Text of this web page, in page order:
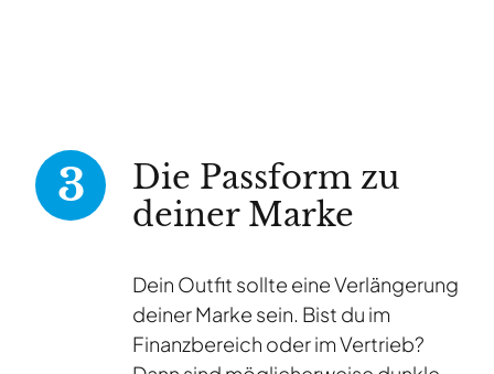
Die Passform zu
deiner Marke
Dein Outfit sollte eine Verlängerung
deiner Marke sein. Bist du im
Finanzbereich oder im Vertrieb?